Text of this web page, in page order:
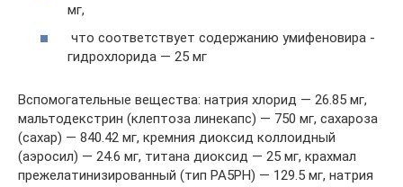
мг,
что соответствует содержанию умифеновира ­
гидрохлорида — 25 мг
Вспомогательные вещества: натрия хлорид — 26.85 мг,
мальтодекстрин (клептоза линекапс) — 750 мг, сахароза
(сахар) — 840.42 мг, кремния диоксид коллоидный
(аэросил) — 24.6 мг, титана диоксид — 25 мг, крахмал
прежелатинизированный (тип PA5PH) — 129.5 мг, натрия